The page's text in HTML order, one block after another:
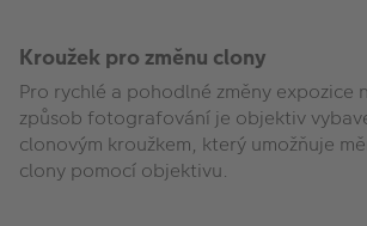
Kroužek pro změnu clony
Pro rychlé a pohodlné změny expozice
způsob fotografování je objektiv
clonovým kroužkem, který umožňuje
clony pomocí objektivu.